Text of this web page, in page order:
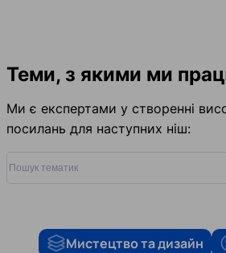
Теми, з якими ми
Ми є експертами у створенні
посилань для наступних ніш:
Мистецтво та дизайн